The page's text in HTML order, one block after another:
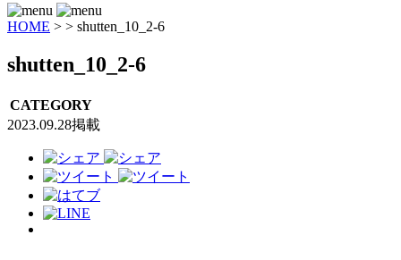
HOME > > shutten_10_2-6
shutten_10_2-6
CATEGORY
2023.09.28掲載